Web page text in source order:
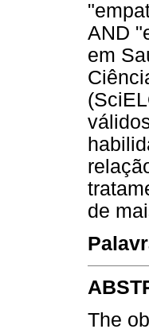
AND
em
de
The